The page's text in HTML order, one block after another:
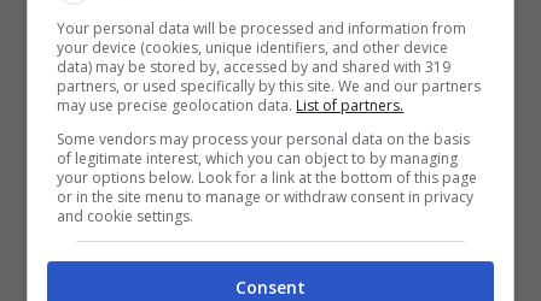
Your personal data will be processed and information from
your device (cookies, unique identifiers, and other device
data) may be stored by, accessed by and shared with 319
partners, or used specifically by this site. We and our partners
may use precise geolocation data. List of partners.
Some vendors may process your personal data on the basis
of legitimate interest, which you can object to by managing
your options below. Look for a link at the bottom of this page
or in the site menu to manage or withdraw consent in privacy
and cookie settings.
Consent